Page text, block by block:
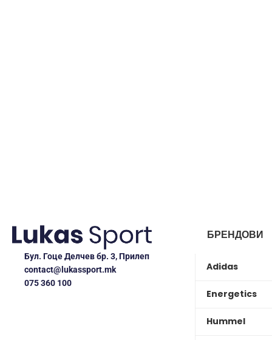
Бул. Гоце Делчев бр. 3, Прилеп
contact@lukassport.mk
075 360 100
БРЕНДОВИ
Adidas
Energetics
Hummel